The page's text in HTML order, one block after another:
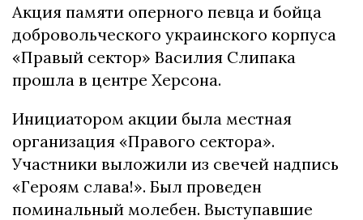
Акция памяти оперного певца и бойца
добровольческого украинского корпуса
«Правый сектор» Василия Слипака
прошла в центре Херсона.
Инициатором акции была местная
организация «Правого сектора».
Участники выложили из свечей надпись
«Героям слава!». Был проведен
поминальный молебен. Выступавшие